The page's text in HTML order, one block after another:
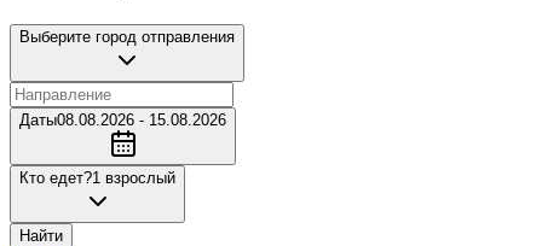
Выберите город отправления
Даты08.08.2026 - 15.08.2026
Кто едет?1 взрослый
Найти